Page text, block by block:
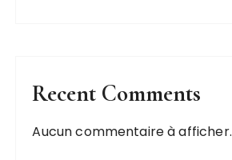
Recent Comments
Aucun commentaire à afficher.